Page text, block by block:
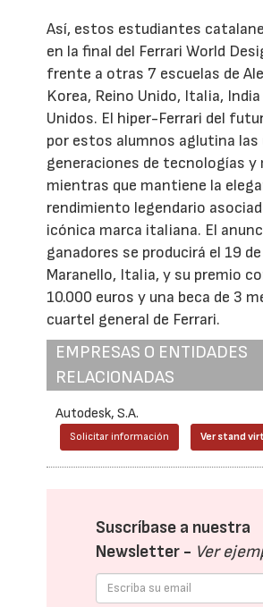
Así, estos estudiantes
en la final del Ferrari World
frente a otras 7 escuelas de
Korea, Reino Unido, Italia,
Unidos. El hiper-Ferrari del
por estos alumnos aglutina
generaciones de tecnologías y
mientras que mantiene la
rendimiento legendario
icónica marca italiana. El
ganadores se producirá el 19
Maranello, Italia, y su premio
10.000 euros y una beca de 3
cuartel general de Ferrari.
EMPRESAS O ENTIDADES
RELACIONADAS
Autodesk, S.A.
Solicitar información Ver stand
Suscríbase a nuestra
Newsletter - Ver